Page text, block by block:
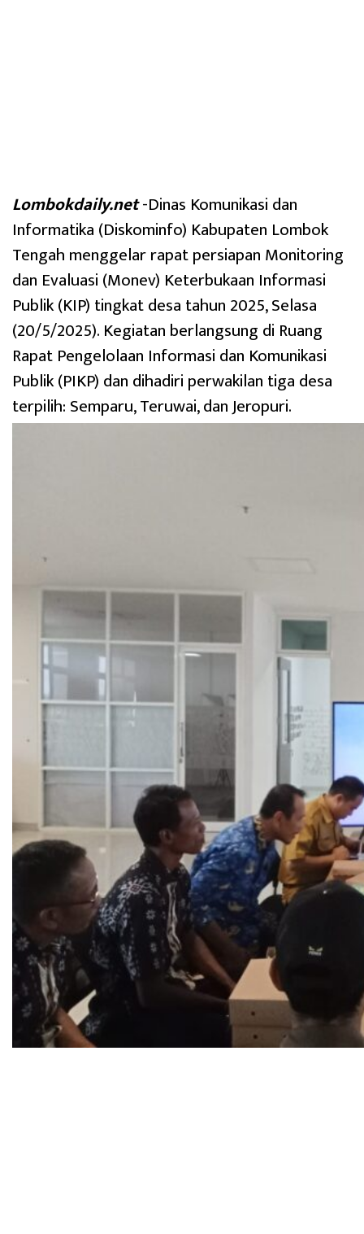
Lombokdaily.net-Dinas Komunikasi dan
Informatika (Diskominfo) Kabupaten Lombok
Tengah menggelar rapat persiapan Monitoring
dan Evaluasi (Monev) Keterbukaan Informasi
Publik (KIP) tingkat desa tahun 2025, Selasa
(20/5/2025). Kegiatan berlangsung di Ruang
Rapat Pengelolaan Informasi dan Komunikasi
Publik (PIKP) dan dihadiri perwakilan tiga desa
terpilih: Semparu, Teruwai, dan Jeropuri.